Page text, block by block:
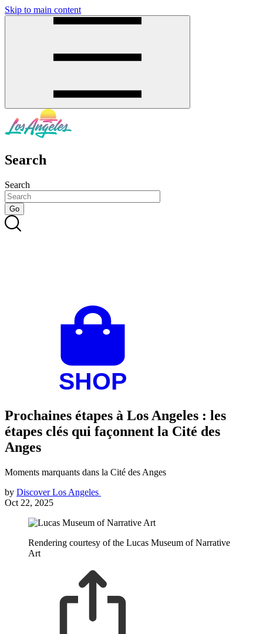
Skip to main content
Search
Search
Prochaines étapes à Los Angeles : les
étapes clés qui façonnent la Cité des
Anges
Moments marquants dans la Cité des Anges
by Discover Los Angeles
Oct 22, 2025
Rendering courtesy of the Lucas Museum of Narrative
Art